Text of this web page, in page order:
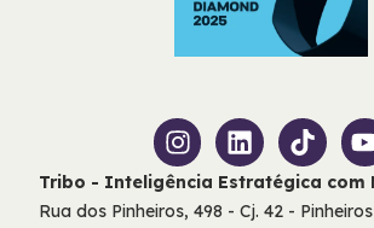
Tribo - Inteligência Estratégica com
Rua dos Pinheiros, 498 - Cj. 42 -